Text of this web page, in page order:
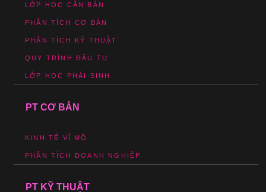
LỚP HỌC CĂN BẢN
PHÂN TÍCH CƠ BẢN
PHÂN TÍCH KỸ THUẬT
QUY TRÌNH ĐẦU TƯ
LỚP HỌC PHÁI SINH
PT CƠ BẢN
KINH TẾ VĨ MÔ
PHÂN TÍCH DOANH NGHIỆP
PT KỸ THUẬT